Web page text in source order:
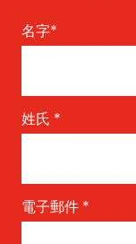
名字*
姓氏 *
電子郵件 *